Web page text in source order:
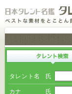
タレント名 氏
カナ 氏